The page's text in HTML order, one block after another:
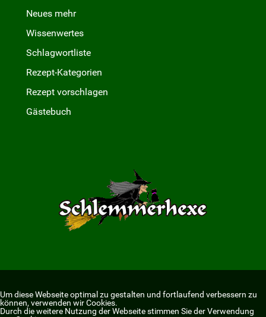
Neues mehr
Wissenwertes
Schlagwortliste
Rezept-Kategorien
Rezept vorschlagen
Gästebuch
Um diese Webseite optimal zu gestalten und fortlaufend verbessern zu
können, verwenden wir Cookies.
Durch die weitere Nutzung der Webseite stimmen Sie der Verwendung